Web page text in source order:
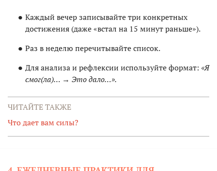
Каждый вечер записывайте три конкретных
достижения (даже «встал на 15 минут раньше»).
Раз в неделю перечитывайте список.
Для анализа и рефлексии используйте формат: «Я
смог(ла)… → Это дало…».
ЧИТАЙТЕ ТАКЖЕ
Что дает вам силы?